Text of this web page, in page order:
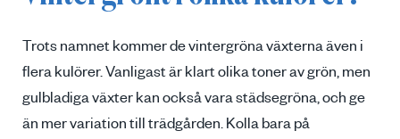
Trots namnet kommer de vintergröna växterna även i
flera kulörer. Vanligast är klart olika toner av grön, men
gulbladiga växter kan också vara städsegröna, och ge
än mer variation till trädgården. Kolla bara på